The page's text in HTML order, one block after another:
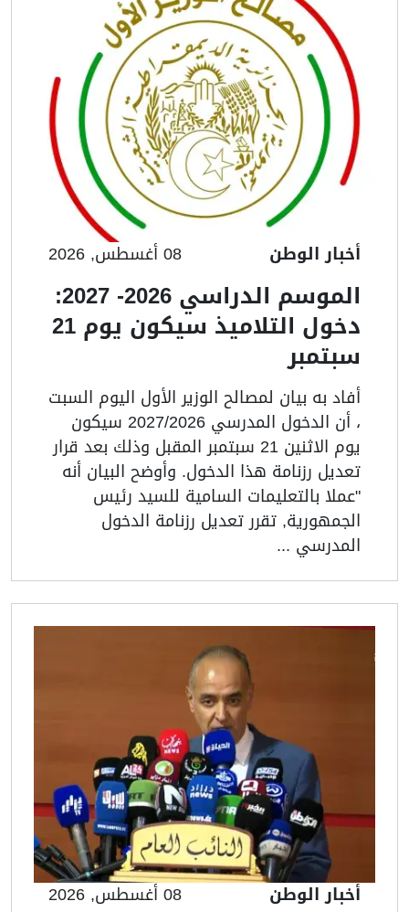
أخبار الوطن 08 أغسطس, 2026
الموسم الدراسي 2026- 2027:
دخول التلاميذ سيكون يوم 21
سبتمبر
أفاد به بيان لمصالح الوزير الأول اليوم السبت
، أن الدخول المدرسي 2027/2026 سيكون
يوم الاثنين 21 سبتمبر المقبل وذلك بعد قرار
تعديل رزنامة هذا الدخول. وأوضح البيان أنه
"عملا بالتعليمات السامية للسيد رئيس
الجمهورية, تقرر تعديل رزنامة الدخول
المدرسي ...
أخبار الوطن 08 أغسطس, 2026